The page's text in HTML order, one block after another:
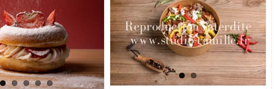
Montpellier
tacos packshots
& Publicité Culinaire
Site web professionnel
Photo packshot de bouteilles de